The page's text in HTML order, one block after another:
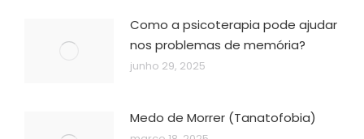
Como a psicoterapia pode ajudar
nos problemas de memória?
junho 29, 2025
Medo de Morrer (Tanatofobia)